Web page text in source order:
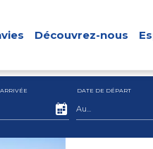
Découvrez-nous
DATE DE DÉPART